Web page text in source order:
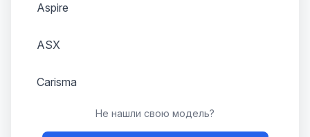
Aspire
ASX
Carisma
Не нашли свою модель?